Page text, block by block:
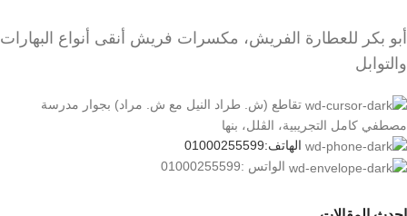
أبو بكر للعطارة الفريش، مكسرات فريش أنقى أنواع البهارات
والتوابل
تقاطع (ش. طراد النيل مع ش. مراد) بجوار مدرسة
مصطفي كامل التجريبية، الڤلل، بنها
الهاتف:01000255599
الواتس :01000255599